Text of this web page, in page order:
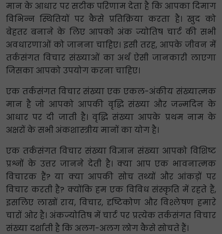
मान के आधार पर सटीक परिणाम देता है कि आपका दिमाग
विभिन्न स्थितियों पर कैसे प्रतिक्रिया करता है। खुद को
बेहतर बनाने के लिए आपको अंक ज्योतिष चार्ट की सभी
अवधारणाओं को जानना चाहिए। इसी तरह, आपके जीवन में
तर्कसंगत विचार संख्याओं का अर्थ ऐसी जानकारी लाएगा
जिसका आपको उपयोग करना चाहिए।
एक तर्कसंगत विचार संख्या एक एकल-अंकीय संख्यात्मक
मान है जो आपको आपकी वृद्धि संख्या और जन्मदिन के
आधार पर दी जाती है। वृद्धि संख्या आपके प्रथम नाम के
अक्षरों के सभी अंकशास्त्रीय मानों का योग है।
एक तर्कसंगत विचार संख्या विज्ञान संख्या आपको विशिष्ट
प्रश्नों के उत्तर जानने देती है। क्या आप एक भावनात्मक
विचारक हैं? या क्या आपकी सोच तथ्यों और आंकड़ों पर
विचार करती है? क्योंकि हम एक विविध संस्कृति में रहते हैं,
इसलिए लाखों राय, विचार, दृष्टिकोण और विश्लेषण हमारे
चारों ओर है। अंकज्योतिष में चार्ट पर प्रत्येक तर्कसंगत विचार
संख्या दर्शाती है कि अलग-अलग लोग कैसे सोचते हैं।